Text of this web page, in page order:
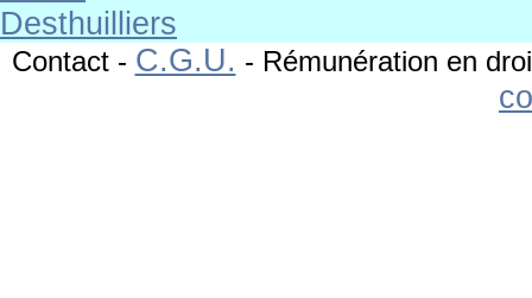
Contact- C.G.U. - Rémunération en